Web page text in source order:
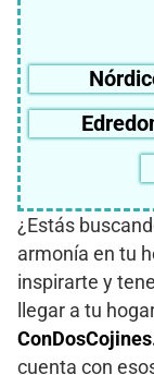
¿Estás
armonía en tu
inspirarte y
llegar a tu
cuenta con